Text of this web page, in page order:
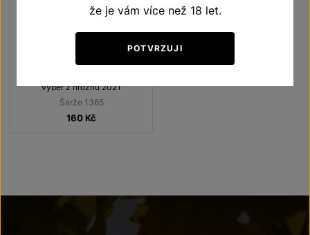
výběr z hroznů 2021
Šarže 1365
160 Kč
že je vám více než 18 let.
POTVRZUJI